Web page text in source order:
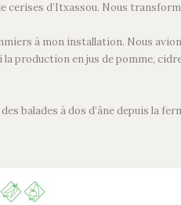
d’Itxassou. Nous
à mon installation. Nous
production en jus de pomme,
balades à dos d’âne depuis la